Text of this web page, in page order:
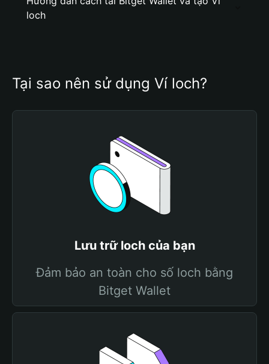
loch
Tại sao nên sử dụng Ví loch?
Lưu trữ loch của bạn
Đảm bảo an toàn cho số loch bằng
Bitget Wallet